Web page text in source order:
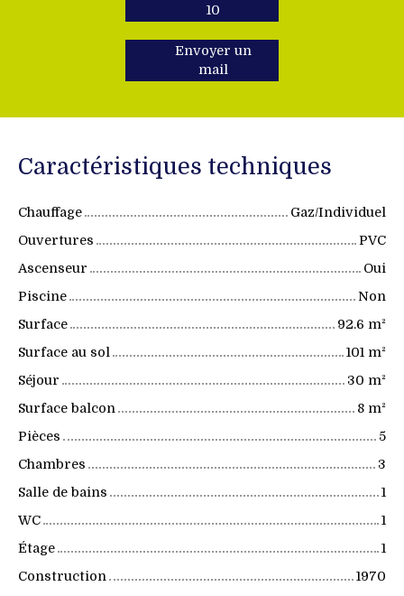
10
Envoyer un
mail
Caractéristiques techniques
Chauffage
Gaz/Individuel
Ouvertures
PVC
Ascenseur
Oui
Piscine
Non
Surface
92.6 m²
Surface au sol
101 m²
Séjour
30 m²
Surface balcon
8 m²
Pièces
5
Chambres
3
Salle de bains
1
WC
1
Étage
1
Construction
1970